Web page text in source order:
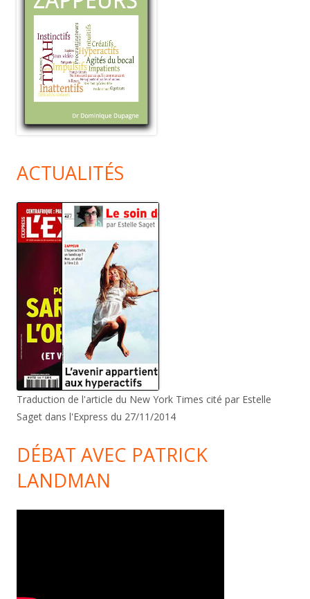
ACTUALITÉS
Traduction de l'article du New York Times cité par Estelle
Saget dans l'Express du 27/11/2014
DÉBAT AVEC PATRICK
LANDMAN